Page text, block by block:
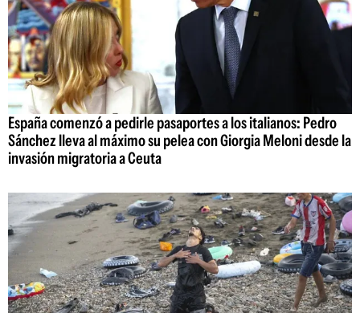
España comenzó a pedirle pasaportes a los italianos: Pedro
Sánchez lleva al máximo su pelea con Giorgia Meloni desde la
invasión migratoria a Ceuta